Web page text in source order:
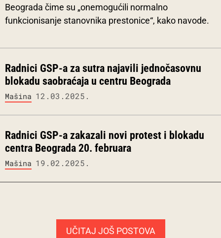
Beograda čime su „onemogućili normalno
funkcionisanje stanovnika prestonice“, kako navode.
Radnici GSP-a za sutra najavili jednočasovnu
blokadu saobraćaja u centru Beograda
Mašina 12.03.2025.
Radnici GSP-a zakazali novi protest i blokadu
centra Beograda 20. februara
Mašina 19.02.2025.
UČITAJ JOŠ POSTOVA